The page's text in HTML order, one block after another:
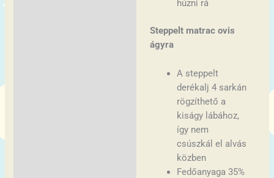
húzni rá
Steppelt matrac ovis
ágyra
A steppelt
derékalj 4 sarkán
rögzíthető a
kiságy lábához,
így nem
csúszkál el alvás
közben
Fedőanyaga 35%